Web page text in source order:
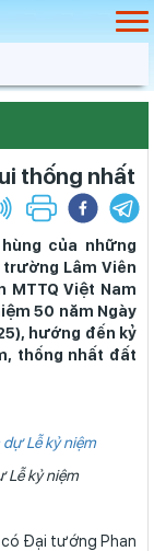
thống nhất
của những
Lâm Viên
MTTQ Việt Nam
50 năm Ngày
hướng đến kỷ
thống nhất đất
Lễ kỷ niệm
có Đại tướng Phan